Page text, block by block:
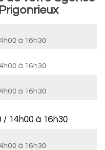
à 16h30
à 16h30
à 16h30
/ 14h00 à 16h30
à 16h30